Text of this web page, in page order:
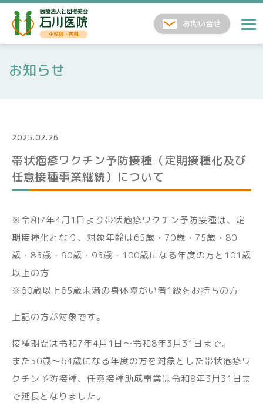
お知らせ
2025.02.26
帯状疱疹ワクチン予防接種（定期接種化及び
任意接種事業継続）について
※令和7年4月1日より帯状疱疹ワクチン予防接種は、定
期接種化となり、対象年齢は65歳・70歳・75歳・80
歳・85歳・90歳・95歳・100歳になる年度の方と101歳
以上の方
※60歳以上65歳未満の身体障がい者1級をお持ちの方
上記の方が対象です。
接種期間は令和7年4月1日〜令和8年3月31日まで。
また50歳〜64歳になる年度の方を対象とした帯状疱疹ワ
クチン予防接種、任意接種助成事業は令和8年3月31日ま
で延長となりました。